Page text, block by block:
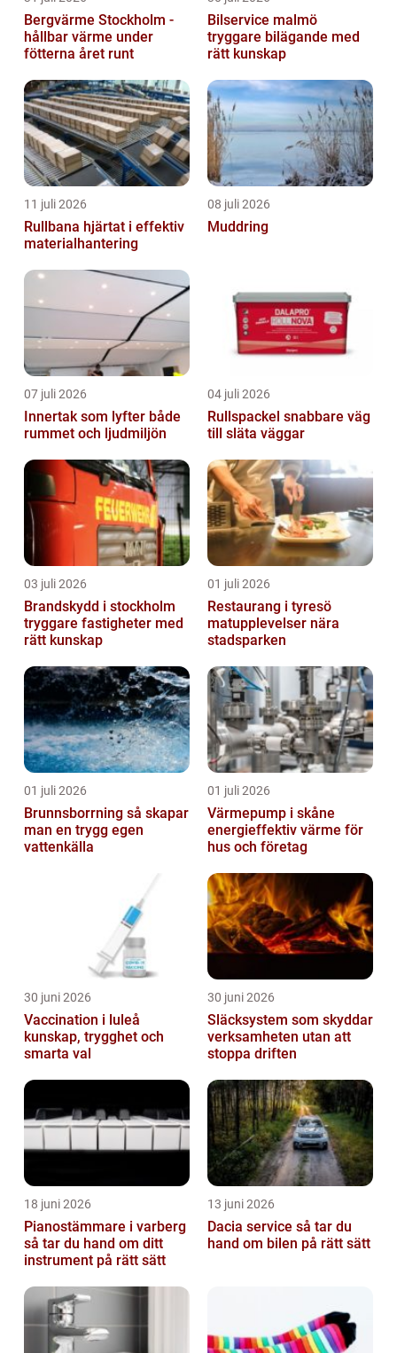
Bergvärme Stockholm -
hållbar värme under
fötterna året runt
Bilservice malmö
tryggare bilägande med
rätt kunskap
11 juli 2026
Rullbana hjärtat i effektiv
materialhantering
08 juli 2026
Muddring
07 juli 2026
Innertak som lyfter både
rummet och ljudmiljön
04 juli 2026
Rullspackel snabbare väg
till släta väggar
03 juli 2026
Brandskydd i stockholm
tryggare fastigheter med
rätt kunskap
01 juli 2026
Restaurang i tyresö
matupplevelser nära
stadsparken
01 juli 2026
Brunnsborrning så skapar
man en trygg egen
vattenkälla
01 juli 2026
Värmepump i skåne
energieffektiv värme för
hus och företag
30 juni 2026
Vaccination i luleå
kunskap, trygghet och
smarta val
30 juni 2026
Släcksystem som skyddar
verksamheten utan att
stoppa driften
18 juni 2026
Pianostämmare i varberg
så tar du hand om ditt
instrument på rätt sätt
13 juni 2026
Dacia service så tar du
hand om bilen på rätt sätt